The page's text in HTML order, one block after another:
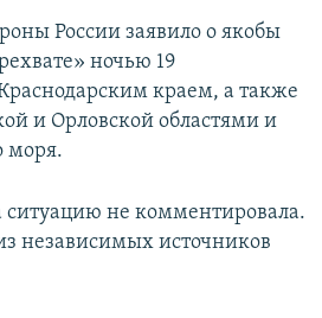
России заявило о якобы
ночью 19
краем, а также
и Орловской областями и
моря.
ситуацию не комментировала.
независимых источников